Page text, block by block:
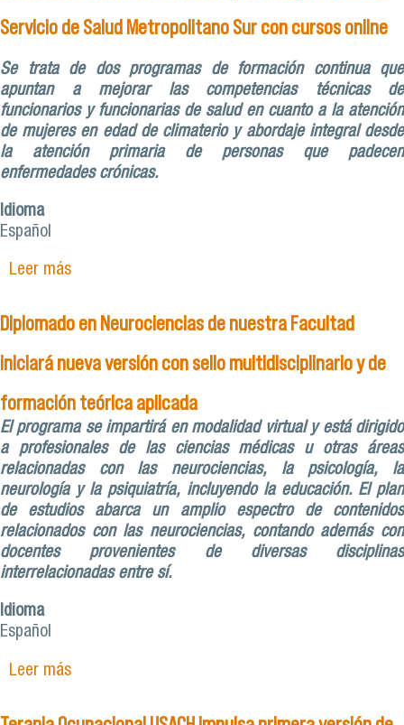
Servicio de Salud Metropolitano Sur con cursos online
Se trata de dos programas de formación continua que
apuntan a mejorar las competencias técnicas de
funcionarios y funcionarias de salud en cuanto a la atención
de mujeres en edad de climaterio y abordaje integral desde
la atención primaria de personas que padecen
enfermedades crónicas.
Idioma
Español
Leer mássobre Facultad de Ciencias Médicas capacita a
con cursos online
Diplomado en Neurociencias de nuestra Facultad
iniciará nueva versión con sello multidisciplinario y de
formación teórica aplicada
El programa se impartirá en modalidad virtual y está dirigido
a profesionales de las ciencias médicas u otras áreas
relacionadas con las neurociencias, la psicología, la
neurología y la psiquiatría, incluyendo la educación. El plan
de estudios abarca un amplio espectro de contenidos
relacionados con las neurociencias, contando además con
docentes provenientes de diversas disciplinas
interrelacionadas entre sí.
Idioma
Español
Leer mássobre Diplomado en Neurociencias de nuestra
multidisciplinario y de formación teórica aplicada